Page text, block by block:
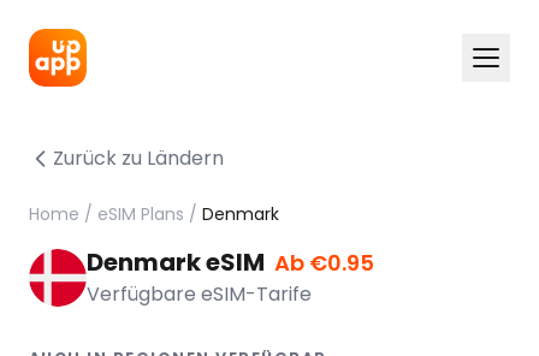
Zurück zu Ländern
Home / eSIM Plans / Denmark
Denmark eSIM Ab €0.95
Verfügbare eSIM-Tarife